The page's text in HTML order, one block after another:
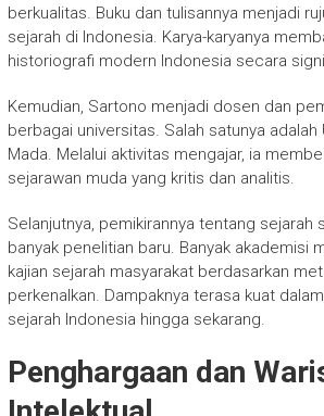
berkualitas. Buku dan tulisannya menjadi
sejarah di Indonesia. Karya-karyanya
historiografi modern Indonesia secara
Kemudian, Sartono menjadi dosen dan
berbagai universitas. Salah satunya adalah
Mada. Melalui aktivitas mengajar, ia
sejarawan muda yang kritis dan analitis.
Selanjutnya, pemikirannya tentang sejarah
banyak penelitian baru. Banyak akademisi
kajian sejarah masyarakat berdasarkan
perkenalkan. Dampaknya terasa kuat
sejarah Indonesia hingga sekarang.
Penghargaan dan